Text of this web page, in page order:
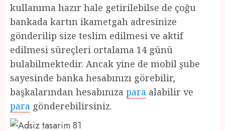
kullanıma hazır hale getirilebilse de çoğu
bankada kartın ikametgah adresinize
gönderilip size teslim edilmesi ve aktif
edilmesi süreçleri ortalama 14 günü
bulabilmektedir. Ancak yine de mobil şube
sayesinde banka hesabınızı görebilir,
başkalarından hesabınıza para alabilir ve
para gönderebilirsiniz.